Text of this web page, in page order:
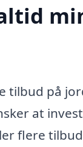
tilbud på
at
flere